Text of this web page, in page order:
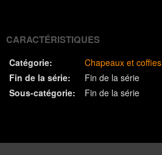
CARACTÉRISTIQUES
Catégorie:
Chapeaux et coffies
Fin de la série:
Fin de la série
Sous-catégorie:
Fin de la série